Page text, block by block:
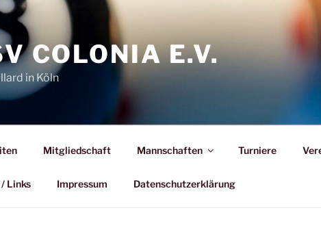
COLONIA E.V.
in Köln
Mitgliedschaft Mannschaften Turniere
Links Impressum Datenschutzerklärung